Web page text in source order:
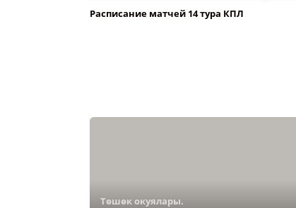
Расписание матчей 14 тура КПЛ
Төшөк окуялары.